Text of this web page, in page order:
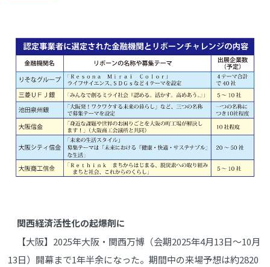
関西経済活性化の起爆剤に
【大阪】2025年大阪・関西万博（会期2025年4月13日～10月
13日）開幕まで1年半余になった。期間中の来場予想は約2820